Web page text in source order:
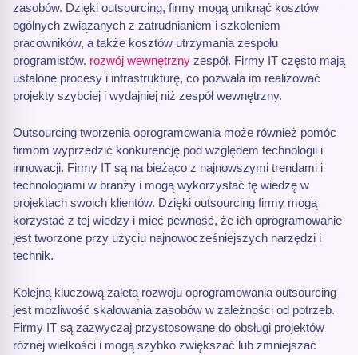
zasobów. Dzięki outsourcing, firmy mogą uniknąć kosztów
ogólnych związanych z zatrudnianiem i szkoleniem
pracowników, a także kosztów utrzymania zespołu
programistów. rozwój wewnętrzny zespół. Firmy IT często mają
ustalone procesy i infrastrukturę, co pozwala im realizować
projekty szybciej i wydajniej niż zespół wewnętrzny.
Outsourcing tworzenia oprogramowania może również pomóc
firmom wyprzedzić konkurencję pod względem technologii i
innowacji. Firmy IT są na bieżąco z najnowszymi trendami i
technologiami w branży i mogą wykorzystać tę wiedzę w
projektach swoich klientów. Dzięki outsourcing firmy mogą
korzystać z tej wiedzy i mieć pewność, że ich oprogramowanie
jest tworzone przy użyciu najnowocześniejszych narzędzi i
technik.
Kolejną kluczową zaletą rozwoju oprogramowania outsourcing
jest możliwość skalowania zasobów w zależności od potrzeb.
Firmy IT są zazwyczaj przystosowane do obsługi projektów
różnej wielkości i mogą szybko zwiększać lub zmniejszać